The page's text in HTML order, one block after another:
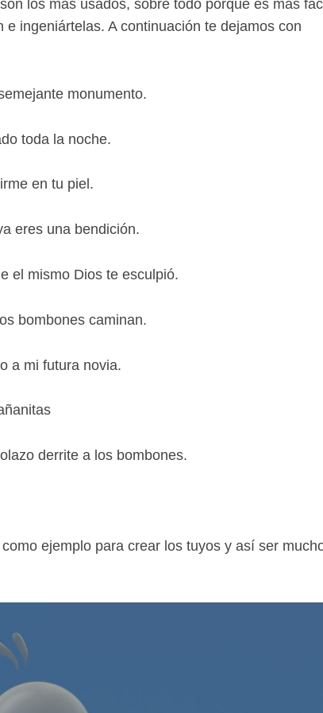
los más usados, sobre todo porque es más
ingeniártelas. A continuación te dejamos con
monumento.
toda la noche.
en tu piel.
eres una bendición.
el mismo Dios te esculpió.
bombones caminan.
a mi futura novia.
derrite a los bombones.
ejemplo para crear los tuyos y así ser